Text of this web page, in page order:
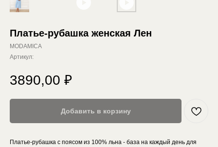
Платье-рубашка женская Лен
MODAMICA
Артикул:
3890,00 ₽
Добавить в корзину
Платье-рубашка с поясом из 100% льна - база на каждый день для